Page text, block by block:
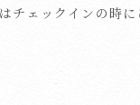
ェックインの時